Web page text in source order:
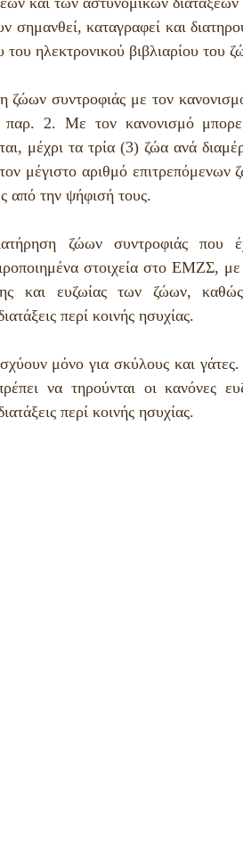
σημανθεί, καταγραφεί και
ηλεκτρονικού βιβλιαρίου του
ζώων συντροφιάς με τον
παρ. 2. Με τον κανονισμό
μέχρι τα τρία (3) ζώα ανά
μέγιστο αριθμό επιτρεπόμενων
από την ψήφισή τους.
ζώων συντροφιάς που
στοιχεία στο ΕΜΖΣ,
και ευζωίας των ζώων,
περί κοινής ησυχίας.
μόνο για σκύλους και
να τηρούνται οι κανόνες
περί κοινής ησυχίας.